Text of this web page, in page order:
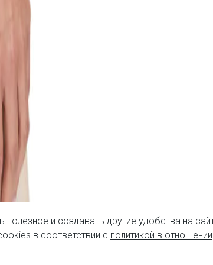
и создавать другие удобства на
в соответствии с политикой в отношении